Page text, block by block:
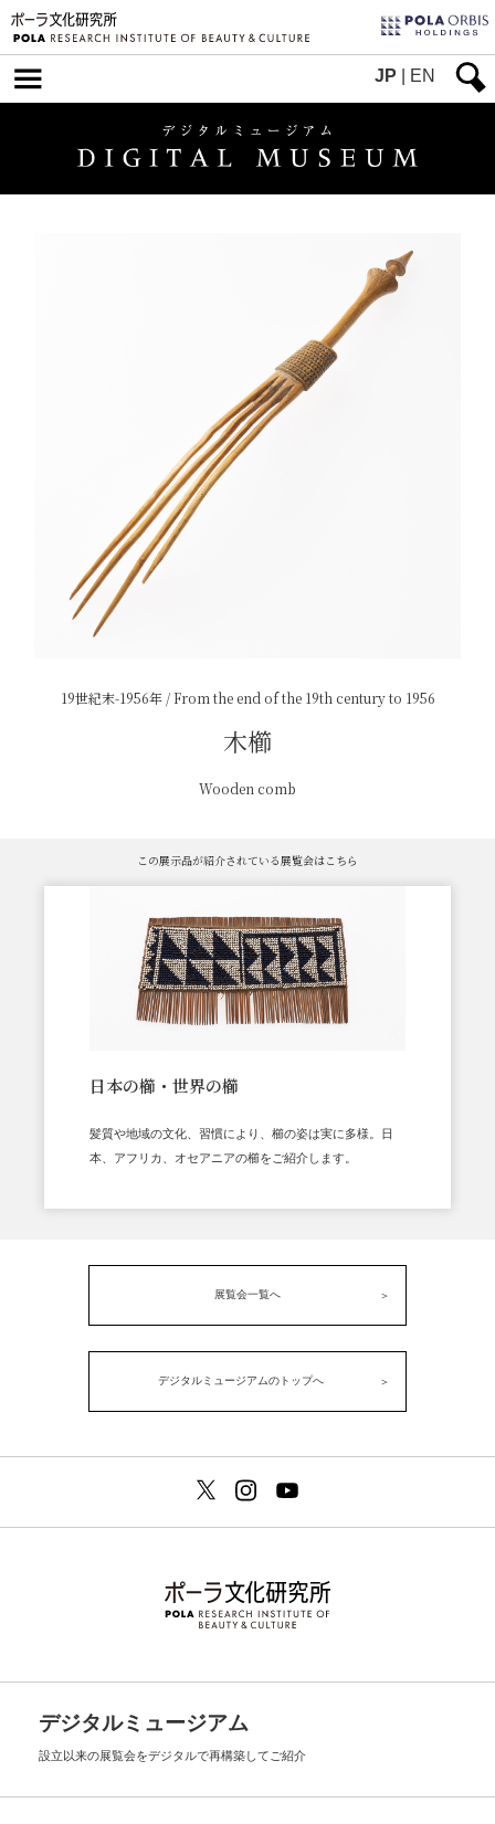
JP EN
19世紀末-1956年 / From the end of the 19th century to 1956
木櫛
Wooden comb
この展示品が紹介されている展覧会はこちら
日本の櫛・世界の櫛
髪質や地域の文化、習慣により、櫛の姿は実に多様。日
本、アフリカ、オセアニアの櫛をご紹介します。
展覧会一覧へ
デジタルミュージアムのトップへ
デジタルミュージアム
設立以来の展覧会をデジタルで再構築してご紹介